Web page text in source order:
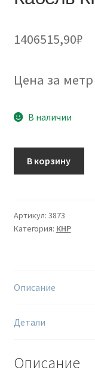
1406515,90₽
Цена за
В наличии
1х120
-
В корзину
Артикул: 3873
Категория: КНР
Описание
Детали
Описание